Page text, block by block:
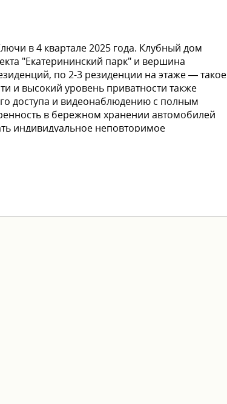
в 4 квартале 2025 года. Клубный дом
"Екатерининский парк" и вершина
по 2-3 резиденции на этаже — такое
и высокий уровень приватности также
доступа и видеонаблюдению с полным
в бережном хранении автомобилей
индивидуальное неповторимое
воплощения любых дизайнерских задумок.